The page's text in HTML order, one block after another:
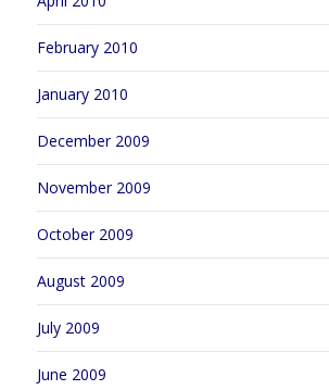
February 2010
January 2010
December 2009
November 2009
October 2009
August 2009
July 2009
June 2009